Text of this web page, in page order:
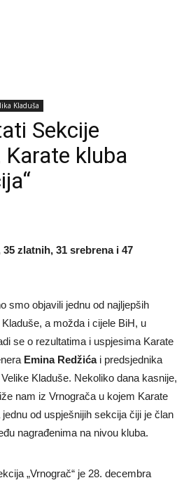
Kladuša
Sekcije
Karate kluba
zlatnih, 31 srebrena i 47
smo objavili jednu od najljepših
a možda i cijele BiH, u
se o rezultatima i uspjesima Karate
Emina Redžićai predsjednika
Kladuše. Nekoliko dana kasnije,
nam iz Vrnograča u kojem Karate
jednu od uspješnijih sekcija čiji je član
nagrađenima na nivou kluba.
„Vrnograč“ je 28. decembra